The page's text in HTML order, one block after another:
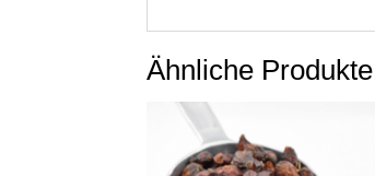
Ähnliche Produkte